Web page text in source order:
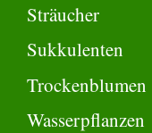
Sträucher
Sukkulenten
Trockenblumen
Wasserpflanzen